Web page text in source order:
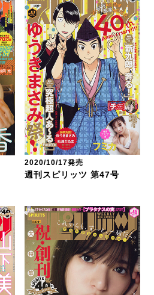
2020/10/17発売
週刊スピリッツ 第47号